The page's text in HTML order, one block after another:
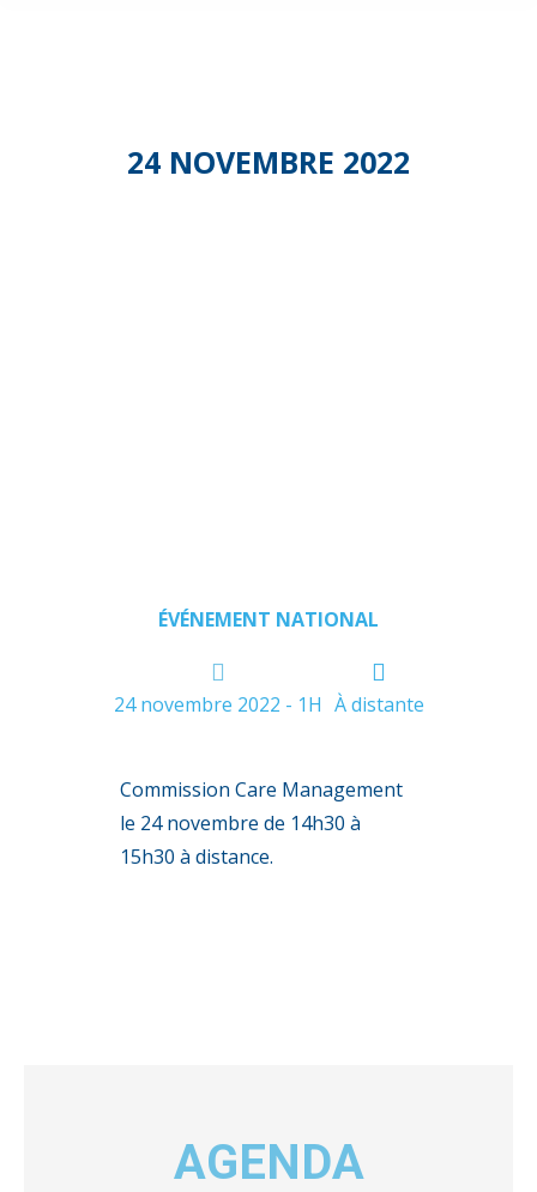
24 NOVEMBRE 2022
ÉVÉNEMENT NATIONAL
24 novembre 2022 - 1H À distante
Commission Care Management
le 24 novembre de 14h30 à
15h30 à distance.
AGENDA